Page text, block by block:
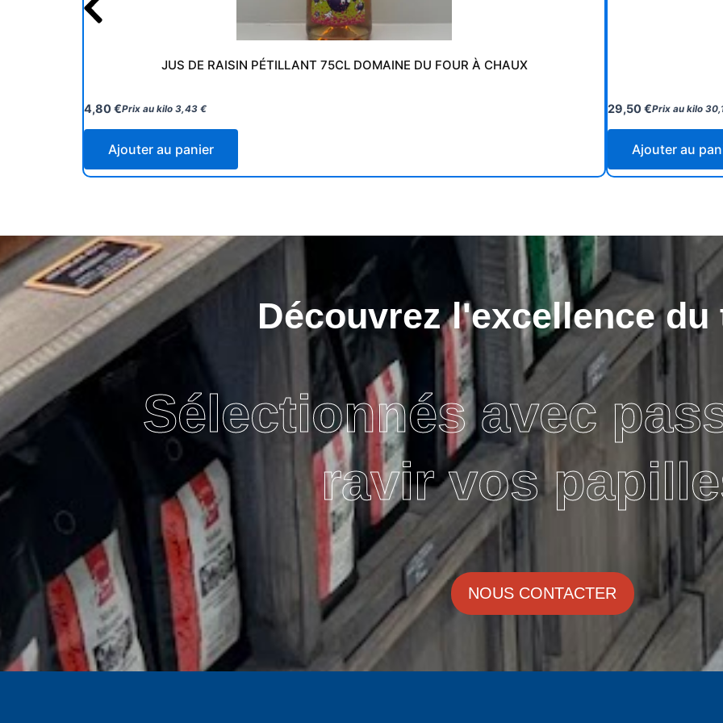
JUS DE RAISIN PÉTILLANT 75CL DOMAINE DU FOUR À CHAUX
4,80€Prix au kilo 3,43 €
Ajouter au panier
29,50€Prix au kilo
Ajouter au
Découvrez l'excellence
Sélectionnés avec
ravir vos
NOUS CONTACTER